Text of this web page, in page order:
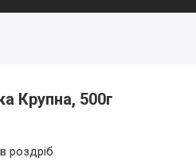
Крупна, 500г
роздріб